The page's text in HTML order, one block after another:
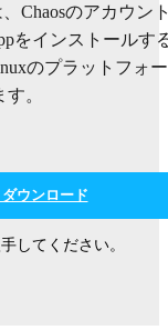
Chaosのアカウン
をインストールす
のプラットフォー
。
ウンロード
してください。